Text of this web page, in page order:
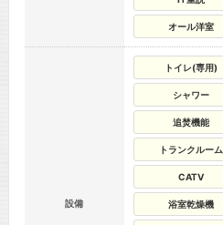
オール洋室
設備
トイレ(専用)
シャワー
追焚機能
トランクルーム
CATV
浴室乾燥機